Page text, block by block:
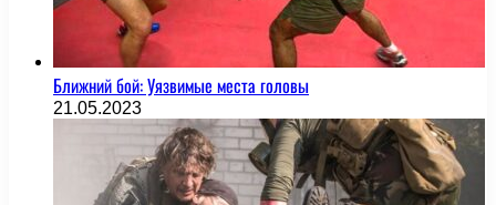
Ближний бой: Уязвимые места головы
21.05.2023